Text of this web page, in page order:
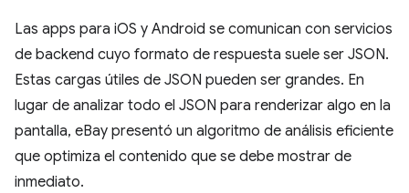
Las apps para iOS y Android se comunican con servicios
de backend cuyo formato de respuesta suele ser JSON.
Estas cargas útiles de JSON pueden ser grandes. En
lugar de analizar todo el JSON para renderizar algo en la
pantalla, eBay presentó un algoritmo de análisis eficiente
que optimiza el contenido que se debe mostrar de
inmediato.